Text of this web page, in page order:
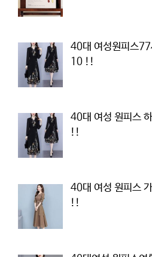
40대 여성원피스
10 !!
40대 여성 원피스
!!
40대 여성 원피스
!!